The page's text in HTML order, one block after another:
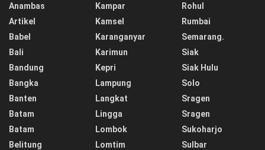
Anambas
Artikel
Babel
Bali
Bandung
Bangka
Banten
Batam
Batam
Belitung
Kampar
Kamsel
Karanganyar
Karimun
Kepri
Lampung
Langkat
Lingga
Lombok
Lomtim
Rohul
Rumbai
Semarang.
Siak
Siak Hulu
Solo
Sragen
Sragen
Sukoharjo
Sulbar